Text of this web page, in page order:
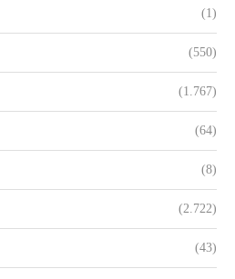
(1)
(550)
(1.767)
(64)
(8)
(2.722)
(43)